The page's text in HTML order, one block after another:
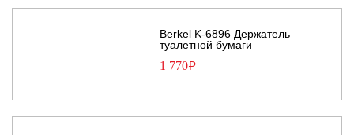
Berkel K-6896 Держатель
туалетной бумаги
1 770Р